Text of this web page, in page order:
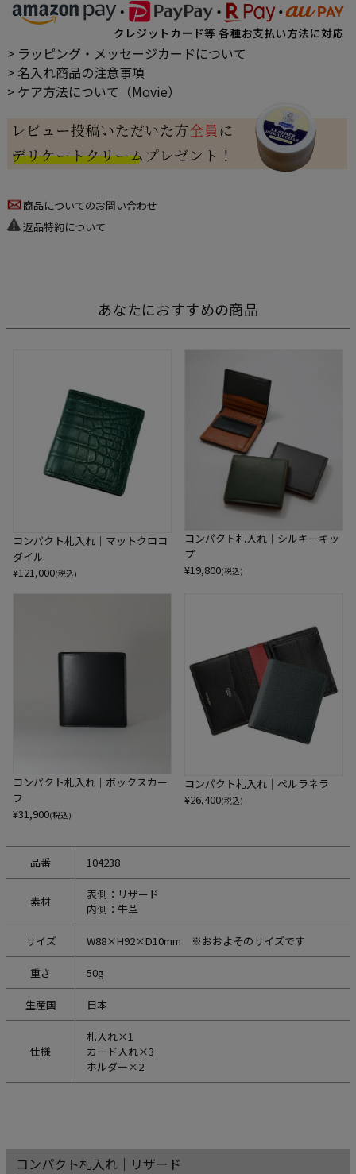
> ラッピング・メッセージカードについて
> 名入れ商品の注意事項
> ケア方法について（Movie）
商品についてのお問い合わせ
返品特約について
あなたにおすすめの商品
コンパクト札入れ｜マットクロコ
ダイル
¥121,000(税込)
コンパクト札入れ｜シルキーキッ
プ
¥19,800(税込)
コンパクト札入れ｜ボックスカー
フ
¥31,900(税込)
コンパクト札入れ｜ペルラネラ
¥26,400(税込)
品番 104238
素材
表側：リザード
内側：牛革
サイズ W88×H92×D10mm ※おおよそのサイズです
重さ 50g
生産国 日本
仕様
札入れ×1
カード入れ×3
ホルダー×2
コンパクト札入れ｜リザード